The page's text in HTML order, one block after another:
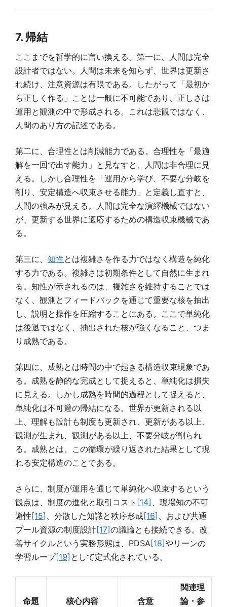
7. 帰結
ここまでを哲学的に言い換える。第一に、人間は完全
設計者ではない。人間は未来を知らず、世界は更新さ
れ続け、注意資源は有限である。したがって「最初か
ら正しく作る」ことは一般に不可能であり、正しさは
運用と観測の中で形成される。これは悲観ではなく、
人間のあり方の記述である。
第二に、合理性とは削減能力である。合理性を「最適
解を一回で出す能力」と見なすと、人間は非合理に見
える。しかし合理性を「運用から学び、不要な分岐を
削り、安定構造へ収束させる能力」と定義し直すと、
人間の強みが見える。人間は完全な演繹機械ではない
が、更新する世界に適応するための構造収束機械であ
る。
第三に、 知性とは複雑さを作る力ではなく構造を純化
する力である。複雑さは初期条件として自然に生まれ
る。知性が示されるのは、複雑さを維持することでは
なく、観測とフィードバックを通じて重要な核を抽出
し、説明と操作を圧縮することにある。ここで単純化
は後退ではなく、抽出された核が強くなること、つま
り成熟である。
第四に、成熟とは時間の中で起きる構造収束現象であ
る。成熟を静的な完成として捉えると、単純化は損失
に見える。しかし成熟を時間的過程として捉えると、
単純化は不可避の帰結になる。世界が更新される以
上、理解も設計も制度も更新され、更新がある以上、
観測が生まれ、観測がある以上、不要分岐が削られ
る。成熟とは、この循環が繰り返された結果として現
れる安定構造のことである。
さらに、制度が運用を通じて単純化へ収束するという
観点は、制度の進化と取引コスト [14] 、現場知の不可
避性[15] 、分散した知識と秩序形成[16] 、および共通
プール資源の制度設計[17]の議論とも接続できる。改
善サイクルという実務形態は、PDSA[18]やリーンの
学習ループ[19] として定式化されている。
命題 核心内容 含意
関連理
論・参